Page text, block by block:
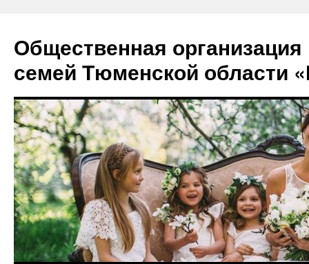
содержимому
Общественная
семей Тюменской области